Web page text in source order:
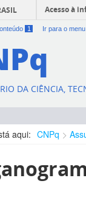
Acesso à
1 Ir para o menu
DA CIÊNCIA,
aqui: CNPq